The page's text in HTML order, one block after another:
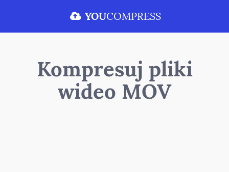
YOUCOMPRESS
Kompresuj pliki
wideo MOV